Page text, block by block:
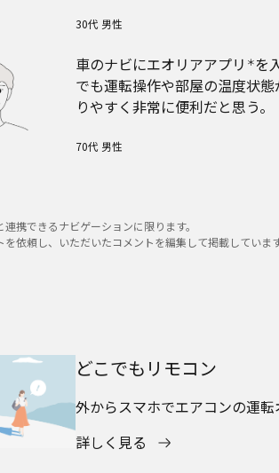
30代 男性
車のナビにエオリアアプリ ＊を
でも運転操作や部屋の温度状
りやすく非常に便利だと思う。
70代 男性
携できるナビゲーションに限ります。
依頼し、いただいたコメントを編集して掲載しています
どこでもリモコン
外からスマホでエアコンの運転
詳しく見る